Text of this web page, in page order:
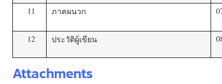
11 ภาคผนวก
12 ประวัติผู้เขียน
Attachments